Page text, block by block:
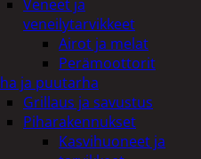
Veneet ja
veneilytarvikkeet
Airot ja melat
Perämoottorit
ja puutarha
Grillaus ja savustus
Piharakennukset
Kasvihuoneet ja